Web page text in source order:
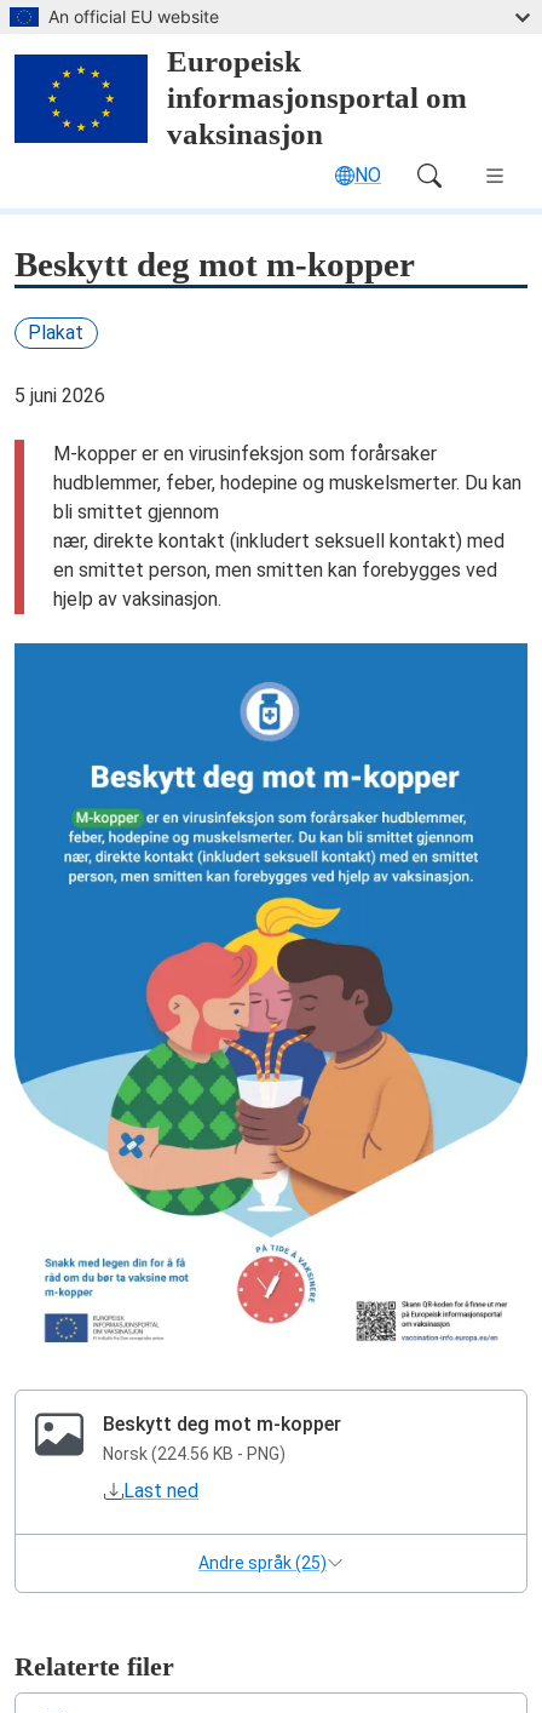
An official EU website
Europeisk
informasjonsportal om
vaksinasjon
NO
Main Navigation (desktop)
Beskytt deg mot m-kopper
Plakat
5 juni 2026
M-kopper er en virusinfeksjon som forårsaker
hudblemmer, feber, hodepine og muskelsmerter. Du kan
bli smittet gjennom
nær, direkte kontakt (inkludert seksuell kontakt) med
en smittet person, men smitten kan forebygges ved
hjelp av vaksinasjon.
Beskytt deg mot m-kopper
Norsk (224.56 KB - PNG)
Last ned
Andre språk (25)
Relaterte filer